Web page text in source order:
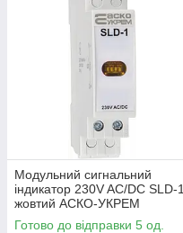
Модульний сигнальний
індикатор 230V AC/DC SLD-1
жовтий АСКО-УКРЕМ
A0140030033
Готово до відправки 5 од.